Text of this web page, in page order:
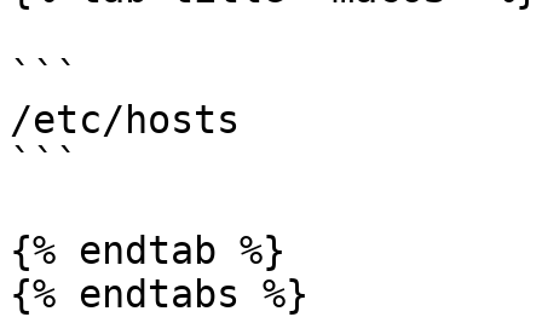
```
/etc/hosts
```
{% endtab %}
{% endtabs %}